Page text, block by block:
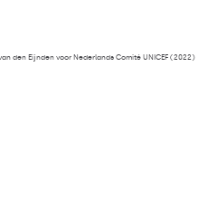
den Eijnden voor Nederlands Comité UNICEF (2022)